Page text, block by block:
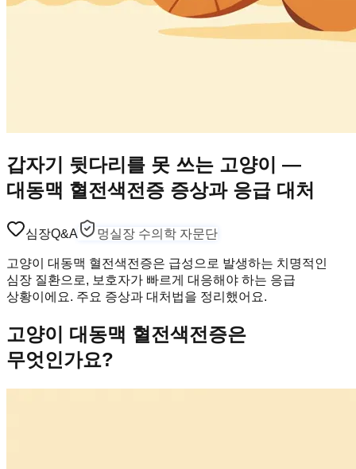
갑자기 뒷다리를 못 쓰는 고양이 —
대동맥 혈전색전증 증상과 응급 대처
심장Q&A 멍실장 수의학 자문단
고양이 대동맥 혈전색전증은 급성으로 발생하는 치명적인
심장 질환으로, 보호자가 빠르게 대응해야 하는 응급
상황이에요. 주요 증상과 대처법을 정리했어요.
고양이 대동맥 혈전색전증은
무엇인가요?